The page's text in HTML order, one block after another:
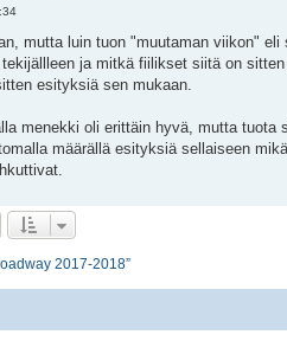
mutta luin tuon "muutaman viikon"
ja mitkä fiilikset siitä on
esityksiä sen mukaan.
menekki oli erittäin hyvä, mutta
määrällä esityksiä sellaiseen
2017-2018”